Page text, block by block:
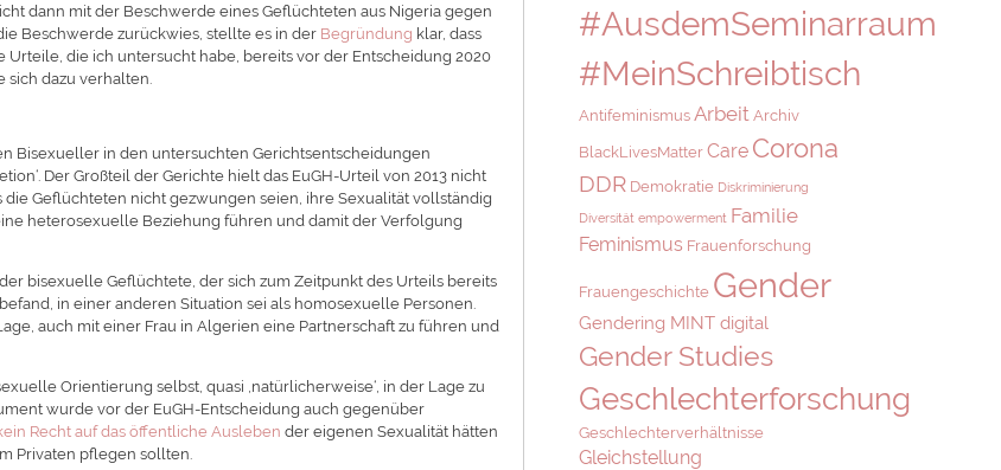
dann mit der Beschwerde eines Geflüchteten aus Nigeria gegen
Beschwerde zurückwies, stellte es in der Begründung klar, dass
Urteile, die ich untersucht habe, bereits vor der Entscheidung 2020
dazu verhalten.
Bisexueller in den untersuchten Gerichtsentscheidungen
Der Großteil der Gerichte hielt das EuGH-Urteil von 2013 nicht
Geflüchteten nicht gezwungen seien, ihre Sexualität vollständig
heterosexuelle Beziehung führen und damit der Verfolgung
der bisexuelle Geflüchtete, der sich zum Zeitpunkt des Urteils bereits
in einer anderen Situation sei als homosexuelle Personen.
auch mit einer Frau in Algerien eine Partnerschaft zu führen und
Orientierung selbst, quasi ,natürlicherweise‘, in der Lage zu
wurde vor der EuGH-Entscheidung auch gegenüber
Recht auf das öffentliche Ausleben der eigenen Sexualität hätten
Privaten pflegen sollten.
#AusdemSeminarraum
#MeinSchreibtisch
Antifeminismus Arbeit Archiv
BlackLivesMatter Care Corona
DDR Demokratie Diskriminierung
Diversität empowerment Familie
Feminismus Frauenforschung
Frauengeschichte Gender
Gendering MINT digital
Gender Studies
Geschlechterforschung
Geschlechterverhältnisse
Gleichstellung